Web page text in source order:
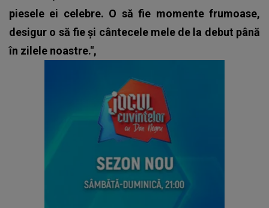
piesele ei celebre. O să fie momente frumoase,
desigur o să fie și cântecele mele de la debut până
în zilele noastre.",